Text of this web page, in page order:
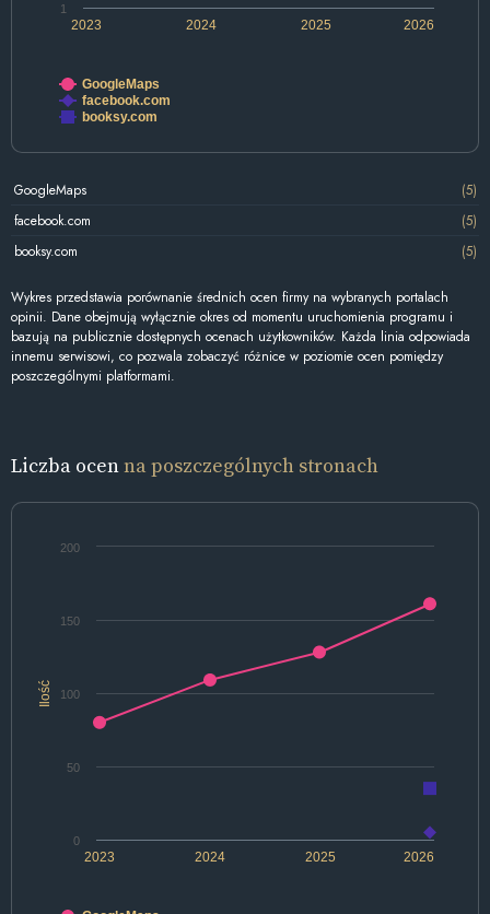
2024 2026
2023 2025
1
GoogleMaps
facebook.com
booksy.com
GoogleMaps
(5)
facebook.com
(5)
booksy.com
(5)
Wykres przedstawia porównanie średnich ocen firmy na wybranych portalach
opinii. Dane obejmują wyłącznie okres od momentu uruchomienia programu i
bazują na publicznie dostępnych ocenach użytkowników. Każda linia odpowiada
innemu serwisowi, co pozwala zobaczyć różnice w poziomie ocen pomiędzy
poszczególnymi platformami.
Liczba ocenna poszczególnych stronach
Ilość
2024 2026
2023 2025
0
50
100
150
200